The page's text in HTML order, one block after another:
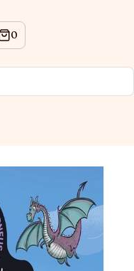
en ontvang
op te nemen, in